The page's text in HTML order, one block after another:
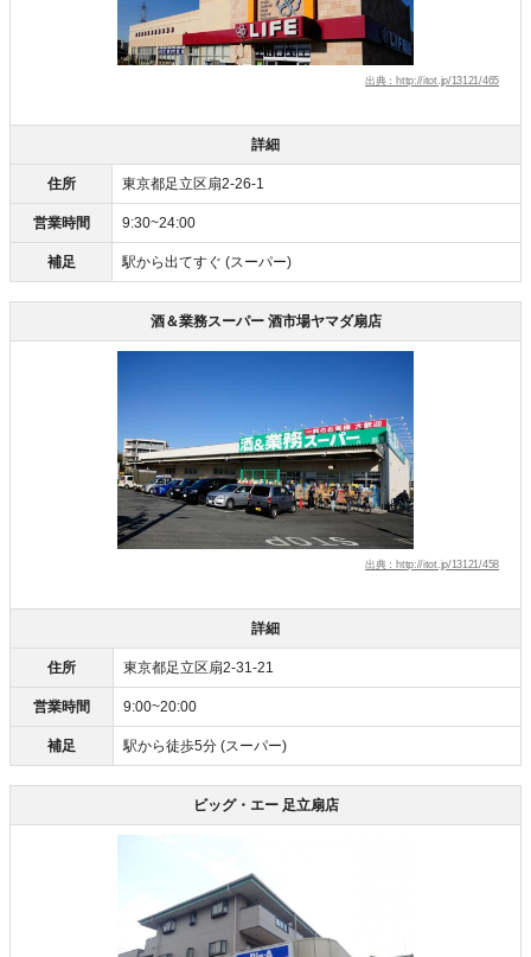
出典：http://itot.jp/13121/465
詳細
住所 東京都足立区扇2-26-1
営業時間 9:30~24:00
補足 駅から出てすぐ (スーパー)
酒＆業務スーパー 酒市場ヤマダ扇店
出典：http://itot.jp/13121/458
詳細
住所 東京都足立区扇2-31-21
営業時間 9:00~20:00
補足 駅から徒歩5分 (スーパー)
ビッグ・エー 足立扇店